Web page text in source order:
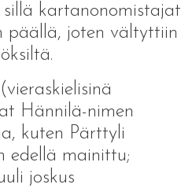
kartanonomistajat
päällä, joten vältyttiin
Hännilä-nimen
kuten Pärttyli
edellä mainittu;
joskus